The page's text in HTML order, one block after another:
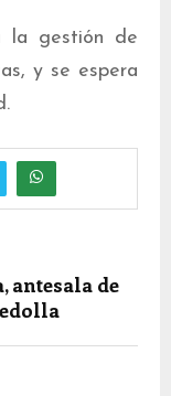
la gestión de
y se espera
antesala de